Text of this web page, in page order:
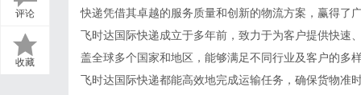
评论
收藏
快递凭借其卓越的服务质量和创新的物流方案，赢得了
飞时达国际快递成立于多年前，致力于为客户提供快速
盖全球多个国家和地区，能够满足不同行业及客户的多
飞时达国际快递都能高效地完成运输任务，确保货物准